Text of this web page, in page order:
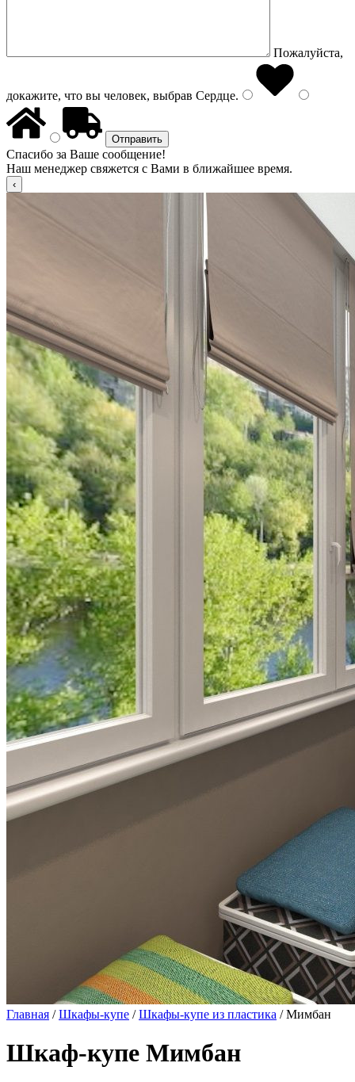
Пожалуйста,
докажите, что вы человек, выбрав Сердце.
Спасибо за Ваше сообщение!
Наш менеджер свяжется с Вами в ближайшее время.
Главная /Шкафы-купе /Шкафы-купе из пластика / Мимбан
Шкаф-купе Мимбан